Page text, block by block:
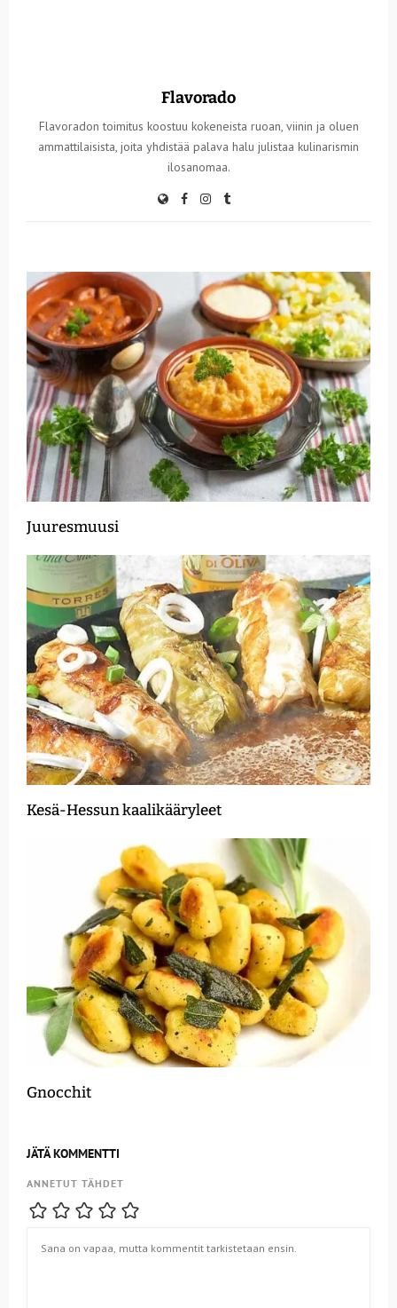
Flavorado
Flavoradon toimitus koostuu kokeneista ruoan, viinin ja oluen
ammattilaisista, joita yhdistää palava halu julistaa kulinarismin
ilosanomaa.
Juuresmuusi
Kesä-Hessun kaalikääryleet
Gnocchit
JÄTÄ KOMMENTTI
ANNETUT TÄHDET